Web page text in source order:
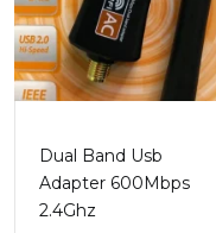
Dual Band Usb
Adapter 600Mbps
2.4Ghz